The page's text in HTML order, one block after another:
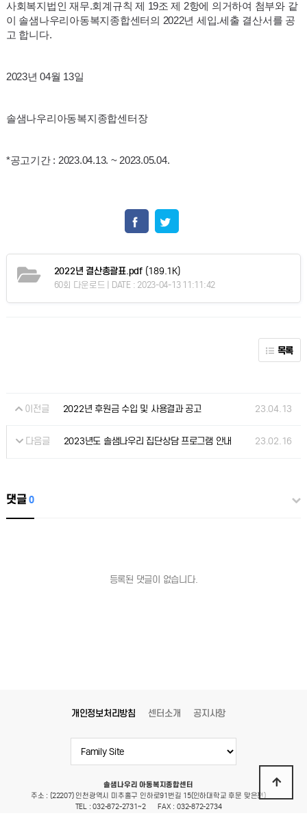
사회복지법인 재무.회계규칙 제 19조 제 2항에 의거하여 첨부와 같
이 솔샘나우리아동복지종합센터의 2022년 세입.세출 결산서를 공
고 합니다.
2023년 04월 13일
솔샘나우리아동복지종합센터장
*공고기간 : 2023.04.13. ~ 2023.05.04.
2022년 결산총괄표.pdf(189.1K)
60회 다운로드 | DATE : 2023-04-13 11:11:42
목록
이전글 2022년 후원금 수입 및 사용결과 공고 23.04.13
다음글 2023년도 솔샘나우리 집단상담 프로그램 안내 23.02.16
댓글0
등록된 댓글이 없습니다.
개인정보처리방침 센터소개 공지사항
솔샘나우리 아동복지종합센터
주소 : (22207) 인천광역시 미추홀구 인하로91번길 15(인하대학교 후문 맞은편)
TEL : 032-872-2731~2
FAX : 032-872-2734